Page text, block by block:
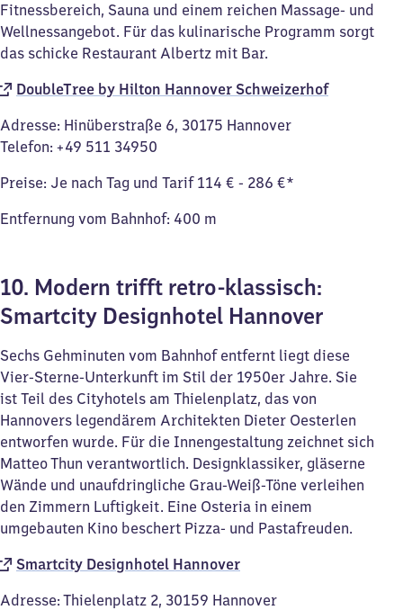
Fitnessbereich, Sauna und einem reichen Massage- und
Wellnessangebot. Für das kulinarische Programm sorgt
das schicke Restaurant Albertz mit Bar.
DoubleTree by Hilton Hannover Schweizerhof
Adresse: Hinüberstraße 6, 30175 Hannover
Telefon: +49 511 34950
Preise: Je nach Tag und Tarif 114 € - 286 €*
Entfernung vom Bahnhof: 400 m
10. Modern trifft retro-klassisch:
Smartcity Designhotel Hannover
Sechs Gehminuten vom Bahnhof entfernt liegt diese
Vier-Sterne-Unterkunft im Stil der 1950er Jahre. Sie
ist Teil des Cityhotels am Thielenplatz, das von
Hannovers legendärem Architekten Dieter Oesterlen
entworfen wurde. Für die Innengestaltung zeichnet sich
Matteo Thun verantwortlich. Designklassiker, gläserne
Wände und unaufdringliche Grau-Weiß-Töne verleihen
den Zimmern Luftigkeit. Eine Osteria in einem
umgebauten Kino beschert Pizza- und Pastafreuden.
Smartcity Designhotel Hannover
Adresse: Thielenplatz 2, 30159 Hannover